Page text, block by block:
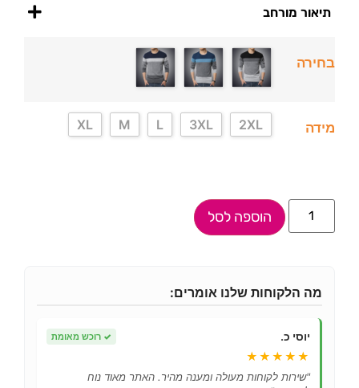
תיאור מורחב
בחירה
מידה 2XL
3XL
L
M
XL
הוספה לסל
מה הלקוחות שלנו אומרים:
יוסי כ. ✓ רוכש מאומת
★★★★★
"שירות לקוחות מעולה ומענה מהיר. האתר מאוד נוח